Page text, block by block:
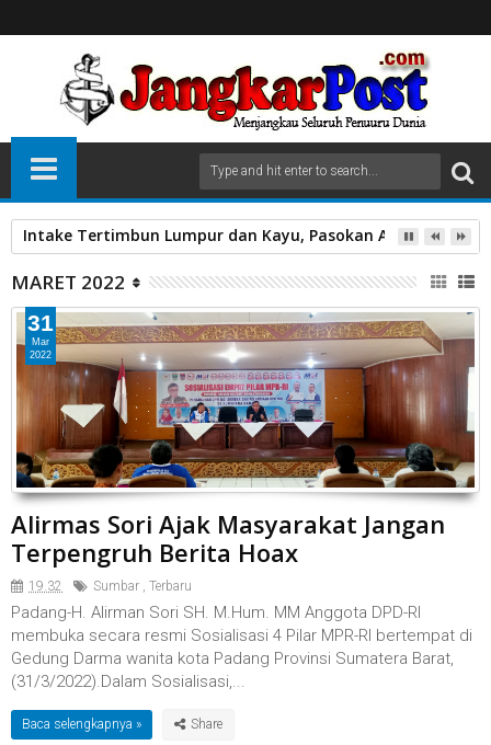
Intake Tertimbun Lumpur dan Kayu, Pasokan Air Bersih di
MARET 2022
Alirmas Sori Ajak Masyarakat Jangan
Terpengruh Berita Hoax
19.32 Sumbar , Terbaru
Padang-H. Alirman Sori SH. M.Hum. MM Anggota DPD-RI
membuka secara resmi Sosialisasi 4 Pilar MPR-RI bertempat di
Gedung Darma wanita kota Padang Provinsi Sumatera Barat,
(31/3/2022).Dalam Sosialisasi,...
Baca selengkapnya »
31
Mar
2022